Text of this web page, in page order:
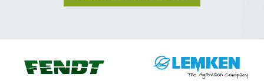
Fendt Lemken